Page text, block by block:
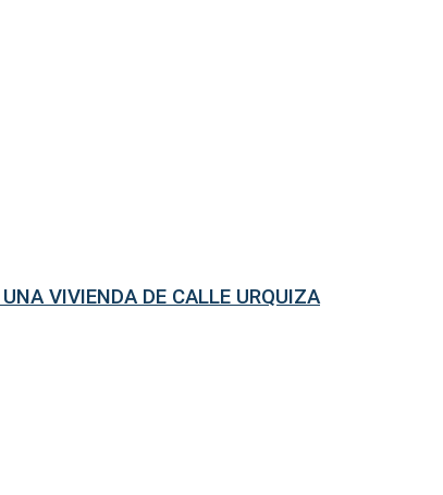
VIVIENDA DE CALLE URQUIZA